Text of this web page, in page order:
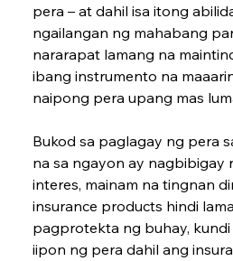
pera – at dahil isa itong
ngailangan ng mahabang
nararapat lamang na
ibang instrumento na
naipong pera upang mas
Bukod sa paglagay ng pera
na sa ngayon ay nagbibigay
interes, mainam na tingnan
insurance products hindi
pagprotekta ng buhay,
iipon ng pera dahil ang